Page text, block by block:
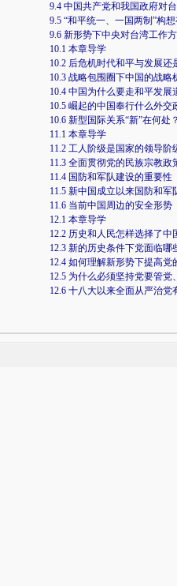
9.4 中国共产党和我国政府对
9.5 “和平统一、一国两制”构
9.6 新形势下中央对台湾工作
10.1 本章导学
10.2 后危机时代和平与发展还
10.3 战略包围圈下中国的战略
10.4 中国为什么要走和平发展
10.5 崛起的中国奉行什么外交
10.6 新型国际关系“新”在何处？
11.1 本章导学
11.2 工人阶级是国家的领导阶
11.3 全面贯彻党的民族宗教政
11.4 国防和军队建设的重要性
11.5 新中国成立以来国防和军
11.6 当前中国周边的安全形势
12.1 本章导学
12.2 历史和人民怎样选择了中
12.3 新的历史条件下党面临哪
12.4 如何理解新形势下提高党
12.5 为什么必须坚持党要管党
12.6 十八大以来全面从严治党